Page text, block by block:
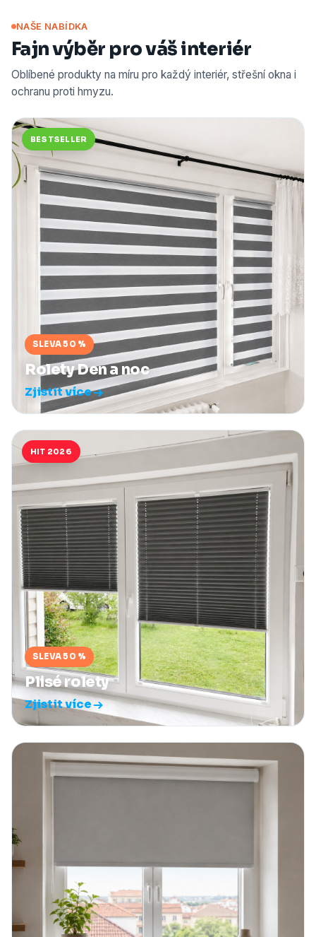
NAŠE NABÍDKA
Fajn výběr pro váš interiér
Oblíbené produkty na míru pro každý interiér, střešní okna i
ochranu proti hmyzu.
BESTSELLER
SLEVA 50 %
Rolety Den a noc
Zjistit více
HIT 2026
SLEVA 50 %
Plisé rolety
Zjistit více